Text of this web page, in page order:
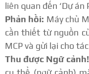
liên quan đến ‘Dự án
Phản hồi: Máy chủ
cần thiết từ nguồn
MCP và gửi lại cho
Thu được Ngữ cảnh!